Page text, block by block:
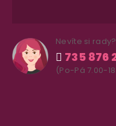
Nevíte si
735 876
(Po-Pá 7.00-